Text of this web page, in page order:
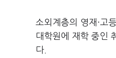
소외계층의 영재·고
대학원에 재학 중인
다.